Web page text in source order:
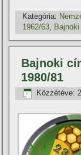
Kategória:
1962/63,
Bajnoki
1980/81
Közzétéve: